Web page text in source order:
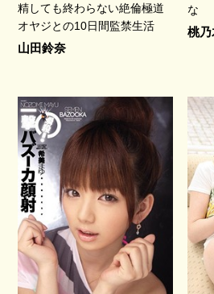
精しても終わらない絶倫極道
オヤジとの10日間監禁生活
山田鈴奈
な
桃